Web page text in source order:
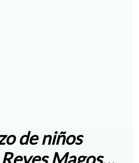
de niños
Magos…